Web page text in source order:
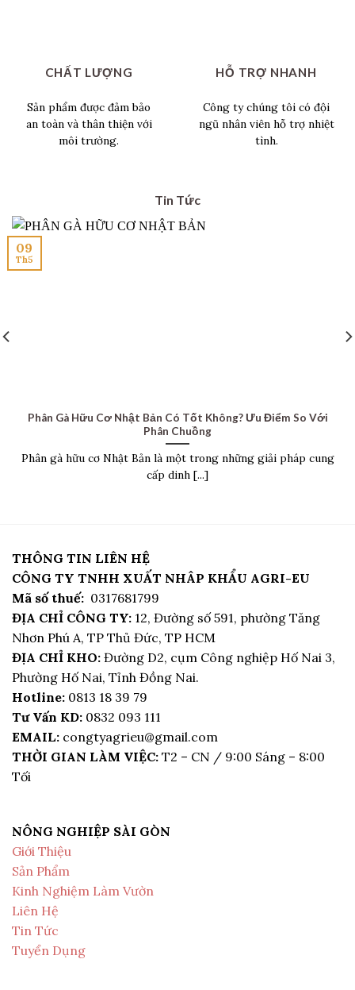
CHẤT LƯỢNG
Sản phẩm được đảm bảo
an toàn và thân thiện với
môi trường.
HỖ TRỢ NHANH
Công ty chúng tôi có đội
ngũ nhân viên hỗ trợ nhiệt
tình.
Tin Tức
Phân Gà Hữu Cơ Nhật Bản Có Tốt Không? Ưu Điểm So Với
Phân Chuồng
Phân gà hữu cơ Nhật Bản là một trong những giải pháp cung
cấp dinh [...]
09
Th5
THÔNG TIN LIÊN HỆ
CÔNG TY TNHH XUẤT NHÂP KHẨU AGRI-EU
Mã số thuế: 0317681799
ĐỊA CHỈ CÔNG TY: 12, Đường số 591, phường Tăng
Nhơn Phú A, TP Thủ Đức, TP HCM
ĐỊA CHỈ KHO: Đường D2, cụm Công nghiệp Hố Nai 3,
Phường Hố Nai, Tỉnh Đồng Nai.
Hotline: 0813 18 39 79
Tư Vấn KD: 0832 093 111
EMAIL: congtyagrieu@gmail.com
THỜI GIAN LÀM VIỆC: T2 – CN / 9:00 Sáng – 8:00
Tối
NÔNG NGHIỆP SÀI GÒN
Giới Thiệu
Sản Phẩm
Kinh Nghiệm Làm Vườn
Liên Hệ
Tin Tức
Tuyển Dụng